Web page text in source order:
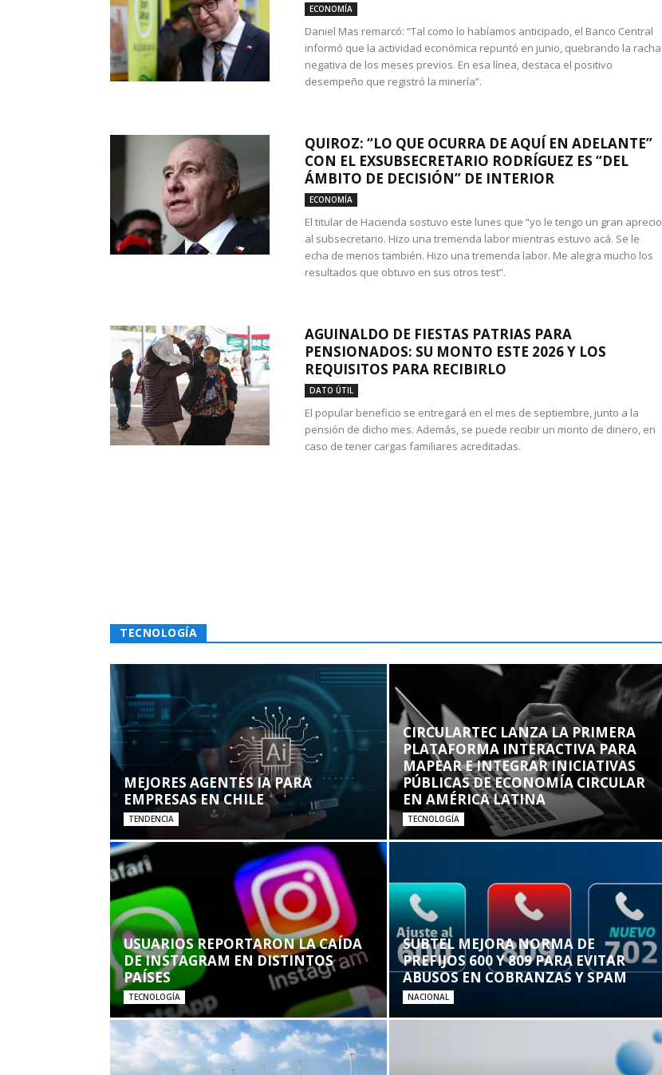
ECONOMÍA
Daniel Mas remarcó: “Tal como lo habíamos anticipado, el Banco Central
informó que la actividad económica repuntó en junio, quebrando la racha
negativa de los meses previos. En esa línea, destaca el positivo
desempeño que registró la minería”.
QUIROZ: “LO QUE OCURRA DE AQUÍ EN ADELANTE”
CON EL EXSUBSECRETARIO RODRÍGUEZ ES “DEL
ÁMBITO DE DECISIÓN” DE INTERIOR
ECONOMÍA
El titular de Hacienda sostuvo este lunes que “yo le tengo un gran aprecio
al subsecretario. Hizo una tremenda labor mientras estuvo acá. Se le
echa de menos también. Hizo una tremenda labor. Me alegra mucho los
resultados que obtuvo en sus otros test”.
AGUINALDO DE FIESTAS PATRIAS PARA
PENSIONADOS: SU MONTO ESTE 2026 Y LOS
REQUISITOS PARA RECIBIRLO
DATO ÚTIL
El popular beneficio se entregará en el mes de septiembre, junto a la
pensión de dicho mes. Además, se puede recibir un monto de dinero, en
caso de tener cargas familiares acreditadas.
TECNOLOGÍA
MEJORES AGENTES IA PARA
EMPRESAS EN CHILE
TENDENCIA
CIRCULARTEC LANZA LA PRIMERA
PLATAFORMA INTERACTIVA PARA
MAPEAR E INTEGRAR INICIATIVAS
PÚBLICAS DE ECONOMÍA CIRCULAR
EN AMÉRICA LATINA
TECNOLOGÍA
USUARIOS REPORTARON LA CAÍDA
DE INSTAGRAM EN DISTINTOS
PAÍSES
TECNOLOGÍA
SUBTEL MEJORA NORMA DE
PREFIJOS 600 Y 809 PARA EVITAR
ABUSOS EN COBRANZAS Y SPAM
NACIONAL